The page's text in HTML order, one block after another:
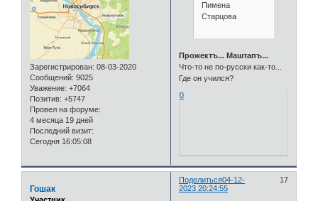
Зарегистрирован: 08-03-2020
Сообщений: 9025
Уважение: +7064
Позитив: +5747
Провел на форуме:
4 месяца 19 дней
Последний визит:
Сегодня 16:05:08
Пимена
Старцова
Прожектъ... Маштапъ...
Что-то не по-русски как-то...
Где он учился?
0
Поделиться 17
04-12-
2023 20:24:55
Гошак